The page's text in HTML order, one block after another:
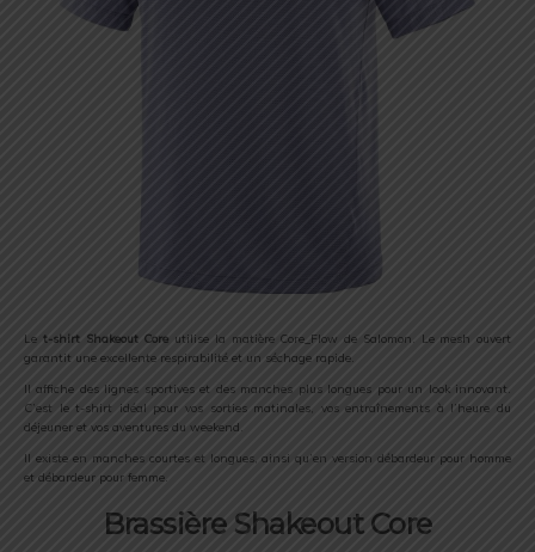
Le t-shirt Shakeout Core utilise la matière Core_Flow de Salomon. Le mesh ouvert
garantit une excellente respirabilité et un séchage rapide.
Il affiche des lignes sportives et des manches plus longues pour un look innovant.
C’est le t-shirt idéal pour vos sorties matinales, vos entraînements à l’heure du
déjeuner et vos aventures du weekend.
Il existe en manches courtes et longues, ainsi qu’en version débardeur pour homme
et débardeur pour femme.
Brassière Shakeout Core